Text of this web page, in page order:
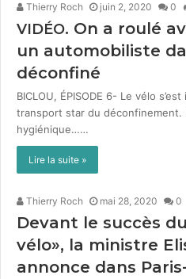
Thierry Roch juin 2, 2020 0
VIDÉO. On a roulé
un automobiliste
déconfiné
BICLOU, ÉPISODE 6- Le vélo
trans­port star du décon­fine­ment.
hygiénique……
Lire la suite »
Thierry Roch mai 28, 2020 0
Devant le succès
vélo», la ministre
annonce dans